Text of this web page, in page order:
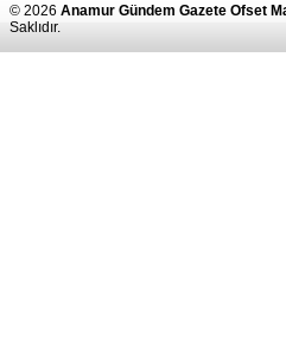
© 2026 Anamur Gündem Gazete Ofset
Saklıdır.